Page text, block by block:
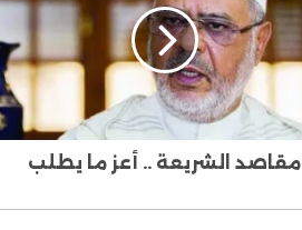
مقاصد الشريعة .. أعز ما يطلب